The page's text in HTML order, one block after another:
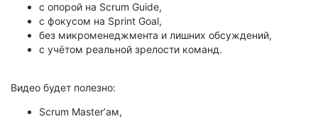
с опорой на Scrum Guide,
с фокусом на Sprint Goal,
без микроменеджмента и лишних обсуждений,
с учётом реальной зрелости команд.
Видео будет полезно:
Scrum Master’ам,